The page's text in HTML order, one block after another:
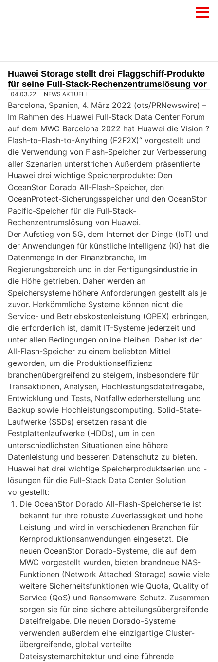
Huawei Storage stellt drei Flaggschiff-Produkte
für seine Full-Stack-Rechenzentrumslösung vor
04.03.22 NEWS AKTUELL
Barcelona, Spanien, 4. März 2022 (ots/PRNewswire) –
Im Rahmen des Huawei Full-Stack Data Center Forum
auf dem MWC Barcelona 2022 hat Huawei die Vision ?
Flash-to-Flash-to-Anything (F2F2X)“ vorgestellt und
die Verwendung von Flash-Speicher zur Verbesserung
aller Szenarien unterstrichen Außerdem präsentierte
Huawei drei wichtige Speicherprodukte: Den
OceanStor Dorado All-Flash-Speicher, den
OceanProtect-Sicherungsspeicher und den OceanStor
Pacific-Speicher für die Full-Stack-
Rechenzentrumslösung von Huawei.
Der Aufstieg von 5G, dem Internet der Dinge (IoT) und
der Anwendungen für künstliche Intelligenz (KI) hat die
Datenmenge in der Finanzbranche, im
Regierungsbereich und in der Fertigungsindustrie in
die Höhe getrieben. Daher werden an
Speichersysteme höhere Anforderungen gestellt als je
zuvor. Herkömmliche Systeme können nicht die
Service- und Betriebskostenleistung (OPEX) erbringen,
die erforderlich ist, damit IT-Systeme jederzeit und
unter allen Bedingungen online bleiben. Daher ist der
All-Flash-Speicher zu einem beliebten Mittel
geworden, um die Produktionseffizienz
branchenübergreifend zu steigern, insbesondere für
Transaktionen, Analysen, Hochleistungsdateifreigabe,
Entwicklung und Tests, Notfallwiederherstellung und
Backup sowie Hochleistungscomputing. Solid-State-
Laufwerke (SSDs) ersetzen rasant die
Festplattenlaufwerke (HDDs), um in den
unterschiedlichsten Situationen eine höhere
Datenleistung und besseren Datenschutz zu bieten.
Huawei hat drei wichtige Speicherproduktserien und -
lösungen für die Full-Stack Data Center Solution
vorgestellt:
Die OceanStor Dorado All-Flash-Speicherserie ist
bekannt für ihre robuste Zuverlässigkeit und hohe
Leistung und wird in verschiedenen Branchen für
Kernproduktionsanwendungen eingesetzt. Die
neuen OceanStor Dorado-Systeme, die auf dem
MWC vorgestellt wurden, bieten brandneue NAS-
Funktionen (Network Attached Storage) sowie viele
weitere Sicherheitsfunktionen wie Quota, Quality of
Service (QoS) und Ransomware-Schutz. Zusammen
sorgen sie für eine sichere abteilungsübergreifende
Dateifreigabe. Die neuen Dorado-Systeme
verwenden außerdem eine einzigartige Cluster-
übergreifende, global verteilte
Dateisystemarchitektur und eine führende